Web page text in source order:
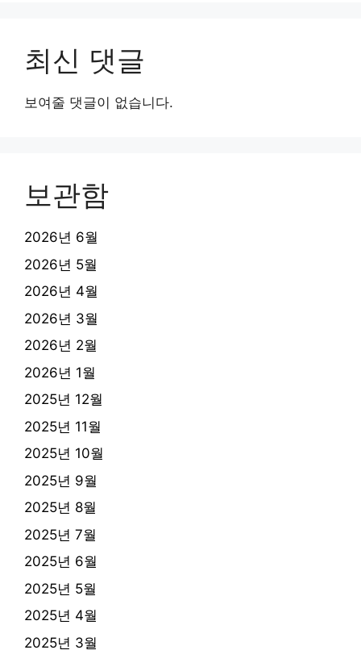
최신 댓글
보여줄 댓글이 없습니다.
보관함
2026년 6월
2026년 5월
2026년 4월
2026년 3월
2026년 2월
2026년 1월
2025년 12월
2025년 11월
2025년 10월
2025년 9월
2025년 8월
2025년 7월
2025년 6월
2025년 5월
2025년 4월
2025년 3월